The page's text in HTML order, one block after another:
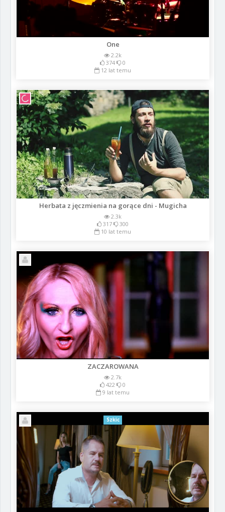
One
2.2k
374
0
12 lat temu
Herbata z jęczmienia na gorące dni - Mugicha
2.3k
317
300
10 lat temu
ZACZAROWANA
2.7k
422
0
9 lat temu
Szkic